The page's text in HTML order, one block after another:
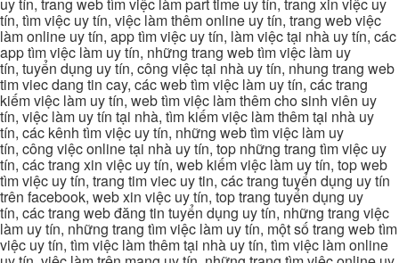
tín, tìm việc uy tín, việc làm thêm online uy tín, trang web việc
làm online uy tín, app tìm việc uy tín, làm việc tại nhà uy tín, các
app tìm việc làm uy tín, những trang web tìm việc làm uy
tín, tuyển dụng uy tín, công việc tại nhà uy tín, nhung trang web
tim viec dang tin cay, các web tìm việc làm uy tín, các trang
kiếm việc làm uy tín, web tìm việc làm thêm cho sinh viên uy
tín, việc làm uy tín tại nhà, tìm kiếm việc làm thêm tại nhà uy
tín, các kênh tìm việc uy tín, những web tìm việc làm uy
tín, công việc online tại nhà uy tín, top những trang tìm việc uy
tín, các trang xin việc uy tín, web kiếm việc làm uy tín, top web
tìm việc uy tín, trang tim viec uy tin, các trang tuyển dụng uy tín
trên facebook, web xin việc uy tín, top trang tuyển dụng uy
tín, các trang web đăng tin tuyển dụng uy tín, những trang việc
làm uy tín, những trang tìm việc làm uy tín, một số trang web tìm
việc uy tín, tìm việc làm thêm tại nhà uy tín, tìm việc làm online